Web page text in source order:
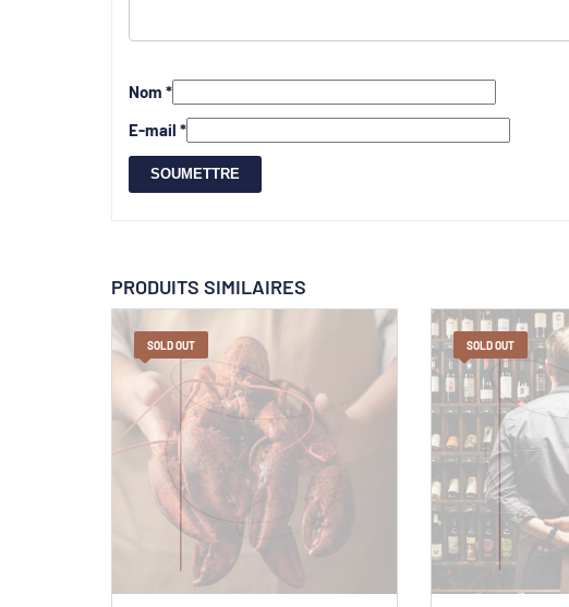
Nom *
E-mail *
PRODUITS SIMILAIRES
SOLD OUT SOLD OUT